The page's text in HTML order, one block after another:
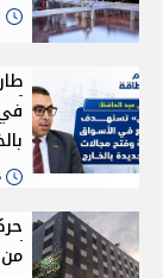
من